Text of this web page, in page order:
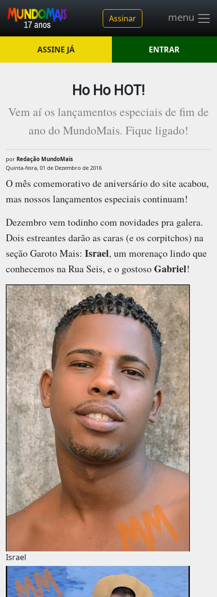
Assinar menu
ASSINE JÁ ENTRAR
Ho Ho HOT!
Vem aí os lançamentos especiais de fim de
ano do MundoMais. Fique ligado!
por Redação MundoMais
Quinta-feira, 01 de Dezembro de 2016
O mês comemorativo de aniversário do site acabou,
mas nossos lançamentos especiais continuam!
Dezembro vem todinho com novidades pra galera.
Dois estreantes darão as caras (e os corpitchos) na
seçãoGaroto Mais: Israel, um morenaço lindo que
conhecemos na Rua Seis, e o gostosoGabriel!
Israel